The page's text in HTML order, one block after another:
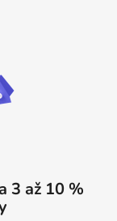
3 až 10 %